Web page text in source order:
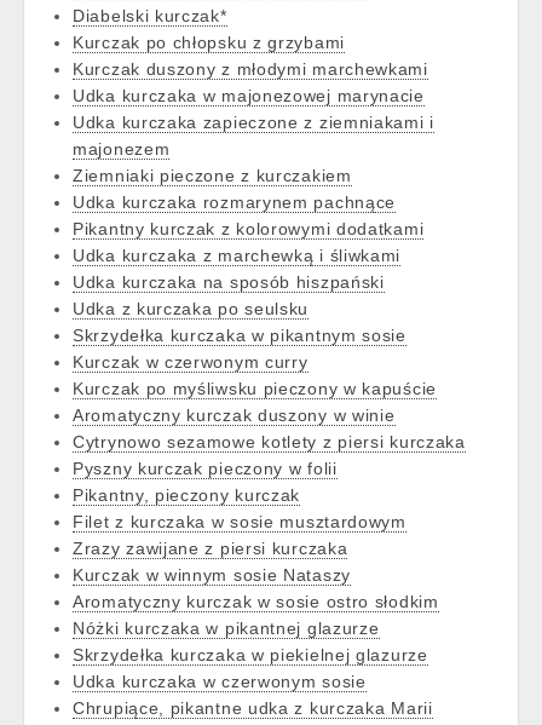
Diabelski kurczak*
Kurczak po chłopsku z grzybami
Kurczak duszony z młodymi marchewkami
Udka kurczaka w majonezowej marynacie
Udka kurczaka zapieczone z ziemniakami i
majonezem
Ziemniaki pieczone z kurczakiem
Udka kurczaka rozmarynem pachnące
Pikantny kurczak z kolorowymi dodatkami
Udka kurczaka z marchewką i śliwkami
Udka kurczaka na sposób hiszpański
Udka z kurczaka po seulsku
Skrzydełka kurczaka w pikantnym sosie
Kurczak w czerwonym curry
Kurczak po myśliwsku pieczony w kapuście
Aromatyczny kurczak duszony w winie
Cytrynowo sezamowe kotlety z piersi kurczaka
Pyszny kurczak pieczony w folii
Pikantny, pieczony kurczak
Filet z kurczaka w sosie musztardowym
Zrazy zawijane z piersi kurczaka
Kurczak w winnym sosie Nataszy
Aromatyczny kurczak w sosie ostro słodkim
Nóżki kurczaka w pikantnej glazurze
Skrzydełka kurczaka w piekielnej glazurze
Udka kurczaka w czerwonym sosie
Chrupiące, pikantne udka z kurczaka Marii